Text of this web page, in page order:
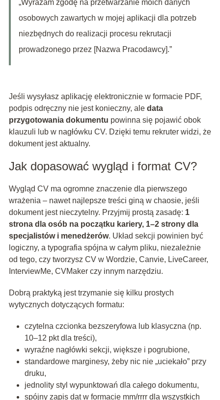
„Wyrażam zgodę na przetwarzanie moich danych
osobowych zawartych w mojej aplikacji dla potrzeb
niezbędnych do realizacji procesu rekrutacji
prowadzonego przez [Nazwa Pracodawcy].”
Jeśli wysyłasz aplikację elektronicznie w formacie PDF,
podpis odręczny nie jest konieczny, ale data
przygotowania dokumentu powinna się pojawić obok
klauzuli lub w nagłówku CV. Dzięki temu rekruter widzi, że
dokument jest aktualny.
Jak dopasować wygląd i format CV?
Wygląd CV ma ogromne znaczenie dla pierwszego
wrażenia – nawet najlepsze treści giną w chaosie, jeśli
dokument jest nieczytelny. Przyjmij prostą zasadę: 1
strona dla osób na początku kariery, 1–2 strony dla
specjalistów i menedżerów. Układ sekcji powinien być
logiczny, a typografia spójna w całym pliku, niezależnie
od tego, czy tworzysz CV w Wordzie, Canvie, LiveCareer,
InterviewMe, CVMaker czy innym narzędziu.
Dobrą praktyką jest trzymanie się kilku prostych
wytycznych dotyczących formatu:
czytelna czcionka bezszeryfowa lub klasyczna (np.
10–12 pkt dla treści),
wyraźne nagłówki sekcji, większe i pogrubione,
standardowe marginesy, żeby nic nie „uciekało” przy
druku,
jednolity styl wypunktowań dla całego dokumentu,
spójny zapis dat w formacie mm/rrrr dla wszystkich